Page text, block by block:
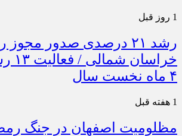
1 روز قبل
رشد ۲۱ درصدی صدور مجوز
۴ ماه نخست سال
1 هفته قبل
مظلومیت اصفهان در جنگ